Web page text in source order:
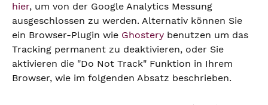
hier, um von der Google Analytics Messung
ausgeschlossen zu werden. Alternativ können Sie
ein Browser-Plugin wie Ghostery benutzen um das
Tracking permanent zu deaktivieren, oder Sie
aktivieren die "Do Not Track" Funktion in Ihrem
Browser, wie im folgenden Absatz beschrieben.